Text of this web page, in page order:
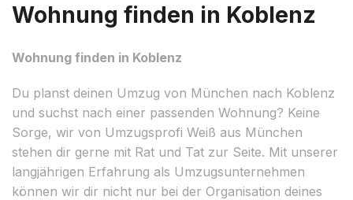
Wohnung finden in Koblenz
Wohnung finden in Koblenz
Du planst deinen Umzug von München nach Koblenz
und suchst nach einer passenden Wohnung? Keine
Sorge, wir von Umzugsprofi Weiß aus München
stehen dir gerne mit Rat und Tat zur Seite. Mit unserer
langjährigen Erfahrung als Umzugsunternehmen
können wir dir nicht nur bei der Organisation deines